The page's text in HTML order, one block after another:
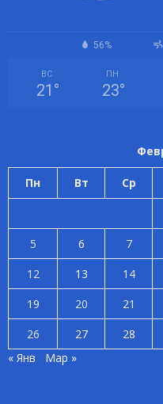
56%
ВС
21 °
ПН
23°
Пн Вт Ср
5
6 7
12
13 14
19
20 21
26
27 28
« Янв
Мар »